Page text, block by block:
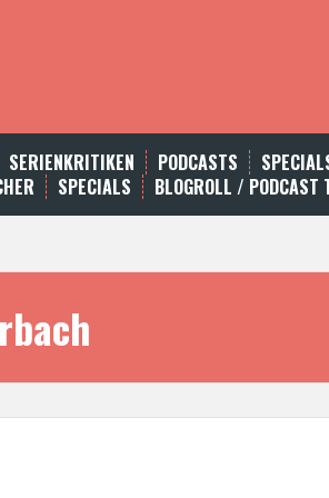
SERIENKRITIKEN PODCASTS
SPECIALS BLOGROLL / PODCAST